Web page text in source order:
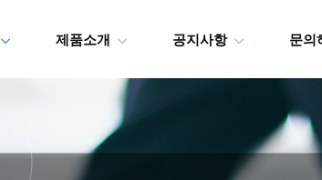
제품소개 공지사항 문의